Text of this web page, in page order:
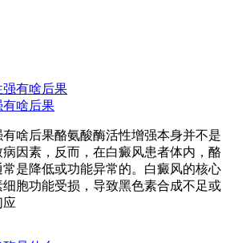
有啥后果
啥后果酪氨酸酶活性增强本身并不是
因素，反而，在白癜风患者体内，酪
是降低或功能异常的。白癜风的核心
胞功能受损，导致黑色素合成不足或
应